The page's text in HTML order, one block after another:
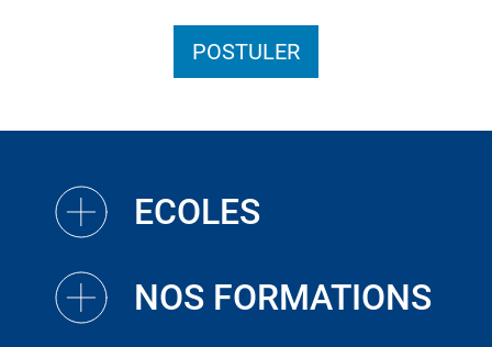
POSTULER
ECOLES
NOS FORMATIONS